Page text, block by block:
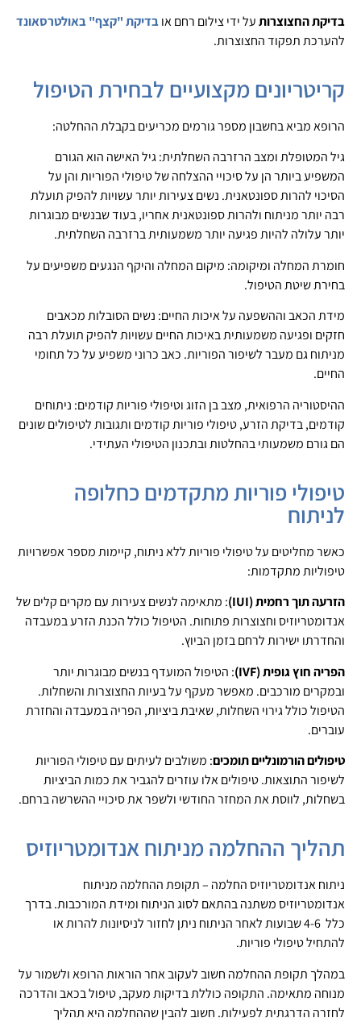
בדיקת החצוצרותעל ידי צילום רחם אובדיקת "קצף" באולטרסאונד
להערכת תפקוד החצוצרות.
קריטריונים מקצועיים לבחירת הטיפול
הרופא מביא בחשבון מספר גורמים מכריעים בקבלת ההחלטה:
גיל המטופלת ומצב הרזרבה השחלתית: גיל האישה הוא הגורם
המשפיע ביותר הן על סיכויי ההצלחה של טיפולי הפוריות והן על
הסיכוי להרות ספונטאנית. נשים צעירות יותר עשויות להפיק תועלת
רבה יותר מניתוח ולהרות ספונטאנית אחריו, בעוד שבנשים מבוגרות
יותר עלולה להיות פגיעה יותר משמעותית ברזרבה השחלתית.
חומרת המחלה ומיקומה: מיקום המחלה והיקף הנגעים משפיעים על
בחירת שיטת הטיפול.
מידת הכאב וההשפעה על איכות החיים: נשים הסובלות מכאבים
חזקים ופגיעה משמעותית באיכות החיים עשויות להפיק תועלת רבה
מניתוח גם מעבר לשיפור הפוריות. כאב כרוני משפיע על כל תחומי
החיים.
ההיסטוריה הרפואית, מצב בן הזוג וטיפולי פוריות קודמים: ניתוחים
קודמים, בדיקת הזרע, טיפולי פוריות קודמים ותגובות לטיפולים שונים
הם גורם משמעותי בהחלטות ובתכנון הטיפולי העתידי.
טיפולי פוריות מתקדמים כחלופה
לניתוח
כאשר מחליטים על טיפולי פוריות ללא ניתוח, קיימות מספר אפשרויות
טיפוליות מתקדמות:
הזרעה תוך רחמית (IUI)
: מתאימה לנשים צעירות עם מקרים קלים של
אנדומטריוזיס וחצוצרות פתוחות. הטיפול כולל הכנת הזרע במעבדה
והחדרתו ישירות לרחם בזמן הביוץ.
הפריה חוץ גופית (IVF)
: הטיפול המועדף בנשים מבוגרות יותר
ובמקרים מורכבים. מאפשר מעקף על בעיות החצוצרות והשחלות.
הטיפול כולל גירוי השחלות, שאיבת ביציות, הפריה במעבדה והחזרת
עוברים.
טיפולים הורמונליים תומכים: משולבים לעיתים עם טיפולי הפוריות
לשיפור התוצאות. טיפולים אלו עוזרים להגביר את כמות הביציות
בשחלות, לווסת את המחזר החודשי ולשפר את סיכויי ההשרשה ברחם.
תהליך ההחלמה מניתוח אנדומטריוזיס
ניתוח אנדומטריוזיס החלמה – תקופת ההחלמה מניתוח
אנדומטריוזיס משתנה בהתאם לסוג הניתוח ומידת המורכבות. בדרך
כלל 4-6 שבועות לאחר הניתוח ניתן לחזור לניסיונות להרות או
להתחיל טיפולי פוריות.
במהלך תקופת ההחלמה חשוב לעקוב אחר הוראות הרופא ולשמור על
מנוחה מתאימה. התקופה כוללת בדיקות מעקב, טיפול בכאב והדרכה
לחזרה הדרגתית לפעילות. חשוב להבין שההחלמה היא תהליך